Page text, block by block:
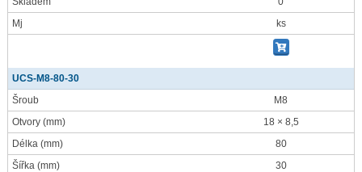
Mj
ks
UCS-M8-80-30
Šroub
M8
Otvory (mm)
18 × 8,5
Délka (mm)
80
Šířka (mm)
30